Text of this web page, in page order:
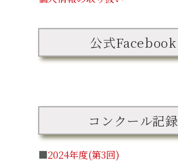
公式Facebook
コンクール記録
■2024年度(第3回)